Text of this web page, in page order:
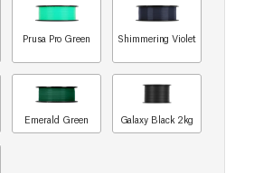
Prusa Pro Green Shimmering Violet
Emerald Green Galaxy Black 2kg